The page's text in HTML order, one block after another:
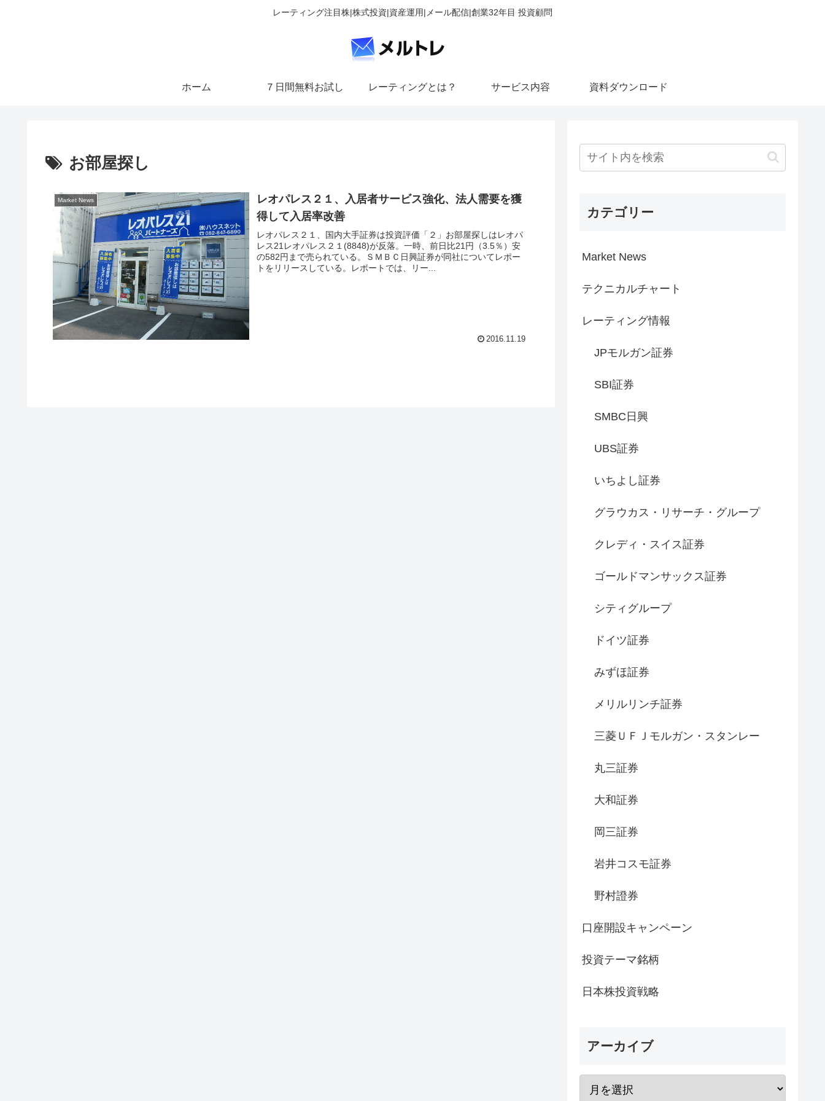
レーティング注目株|株式投資|資産運用|メール配信|創業32年目 投資顧問
ホーム ７日間無料お試し レーティングとは？ サービス内容 資料ダウンロード
お部屋探し
Market News
レオパレス２１、入居者サービス強化、法人需要を獲
得して入居率改善
レオパレス２１、国内大手証券は投資評価「２」お部屋探しはレオパ
レス21レオパレス２１(8848)が反落。一時、前日比21円（3.5％）安
の582円まで売られている。ＳＭＢＣ日興証券が同社についてレポー
トをリリースしている。レポートでは、リー...
2016.11.19
カテゴリー
Market News
テクニカルチャート
レーティング情報
JPモルガン証券
SBI証券
SMBC日興
UBS証券
いちよし証券
グラウカス・リサーチ・グループ
クレディ・スイス証券
ゴールドマンサックス証券
シティグループ
ドイツ証券
みずほ証券
メリルリンチ証券
三菱ＵＦＪモルガン・スタンレー
丸三証券
大和証券
岡三証券
岩井コスモ証券
野村證券
口座開設キャンペーン
投資テーマ銘柄
日本株投資戦略
アーカイブ